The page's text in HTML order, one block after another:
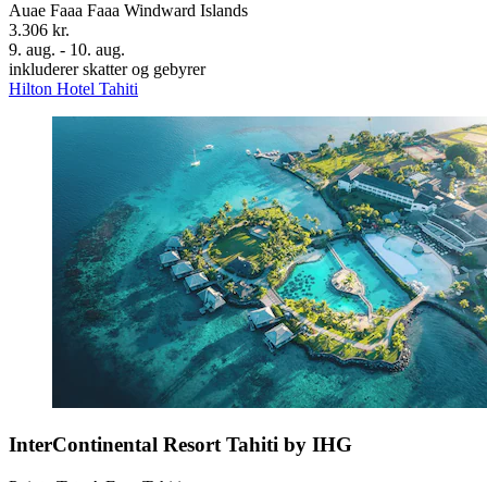
Auae Faaa Faaa Windward Islands
3.306 kr.
9. aug. - 10. aug.
inkluderer skatter og gebyrer
Hilton Hotel Tahiti
InterContinental Resort Tahiti by IHG